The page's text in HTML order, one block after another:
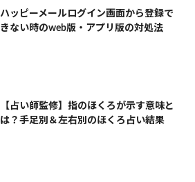
ハッピーメールログイン画面から登録で
きない時のweb版・アプリ版の対処法
【占い師監修】指のほくろが示す意味と
は？手足別＆左右別のほくろ占い結果